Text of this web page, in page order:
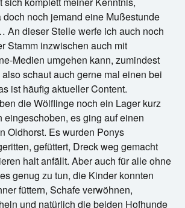
noch jemand eine Mußestunde
An dieser Stelle werfe ich auch noch
Stamm inzwischen auch mit
Medien umgehen kann, zumindest
schaut auch gerne mal einen bei
ist häufig aktueller Content.
die Wölflinge noch ein Lager kurz
eingeschoben, es ging auf einen
Oldhorst. Es wurden Ponys
gefüttert, Dreck weg gemacht
halt anfällt. Aber auch für alle ohne
genug zu tun, die Kinder konnten
füttern, Schafe verwöhnen,
und natürlich die beiden Hofhunde